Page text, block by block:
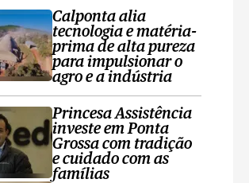
Calponta alia
tecnologia e matéria-
prima de alta pureza
para impulsionar o
agro e a indústria
Princesa Assistência
investe em Ponta
Grossa com tradição
e cuidado com as
famílias